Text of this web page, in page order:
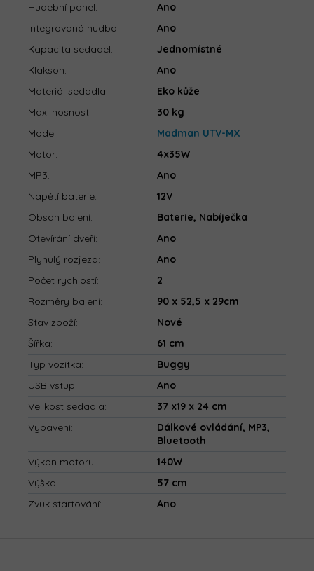
Hudební panel:
Ano
Integrovaná hudba:
Ano
Kapacita sedadel:
Jednomístné
Klakson:
Ano
Materiál sedadla:
Eko kůže
Max. nosnost:
30 kg
Model:
Madman UTV-MX
Motor:
4x35W
MP3:
Ano
Napětí baterie:
12V
Obsah balení:
Baterie, Nabíječka
Otevírání dveří:
Ano
Plynulý rozjezd:
Ano
Počet rychlostí:
2
Rozměry balení:
90 x 52,5 x 29cm
Stav zboží:
Nové
Šířka:
61 cm
Typ vozítka:
Buggy
USB vstup:
Ano
Velikost sedadla:
37 x19 x 24 cm
Vybavení:
Dálkové ovládání, MP3,
Bluetooth
Výkon motoru:
140W
Výška:
57 cm
Zvuk startování: Ano